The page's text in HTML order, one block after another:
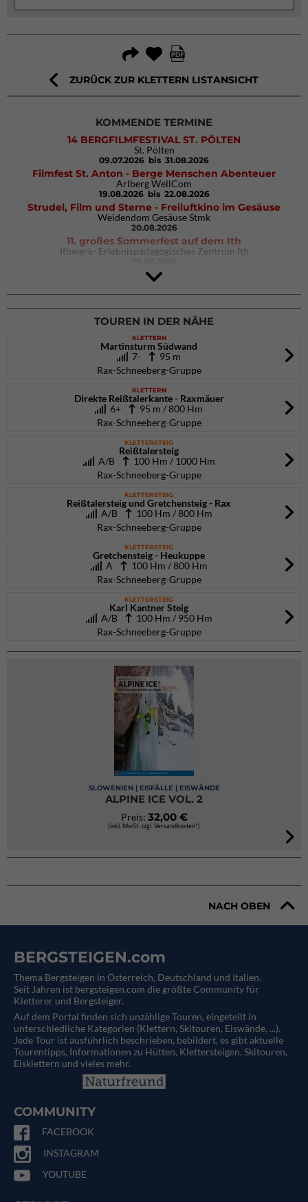
ZURÜCK ZUR KLETTERN LISTANSICHT
KOMMENDE TERMINE
14 BERGFILMFESTIVAL ST. PÖLTEN
St. Pölten
09.07.2026 bis 31.08.2026
Filmfest St. Anton - Berge Menschen Abenteuer
Arlberg WellCom
19.08.2026 bis 22.08.2026
Strudel, Film und Sterne - Freiluftkino im Gesäuse
Weidendom Gesäuse Stmk
20.08.2026
11. großes Sommerfest auf dem Ith
Ithwerk- Erlebnispädagogisches Zentrum Ith
4Blocs KIDS 2026
DAV Kletter- & Boulderzentrum München Süd (Thalkirchen)
26.09.2026
TOUREN IN DER NÄHE
KLETTERN
Martinsturm Südwand
7-
95 m
Rax-Schneeberg-Gruppe
KLETTERN
Direkte Reißtalerkante - Raxmäuer
6+
95 m / 800 Hm
Rax-Schneeberg-Gruppe
KLETTERSTEIG
Reißtalersteig
A/B 100 Hm / 1000 Hm
Rax-Schneeberg-Gruppe
KLETTERSTEIG
Reißtalersteig und Gretchensteig - Rax
A/B 100 Hm / 800 Hm
Rax-Schneeberg-Gruppe
KLETTERSTEIG
Gretchensteig - Heukuppe
A 100 Hm / 800 Hm
Rax-Schneeberg-Gruppe
KLETTERSTEIG
Karl Kantner Steig
A/B 100 Hm / 950 Hm
Rax-Schneeberg-Gruppe
SLOWENIEN | EISFÄLLE | EISWÄNDE
ALPINE ICE VOL. 2
Preis: 32,00 €
(inkl. MwSt. zzgl. Versandkosten*)
NACH OBEN
BERGSTEIGEN.com
Thema Bergsteigen in Österreich, Deutschland und Italien.
Seit Jahren ist bergsteigen.com die größte Community für
Kletterer und Bergsteiger.
Auf dem Portal finden sich unzählige Touren, eingeteilt in
unterschiedliche Kategorien (Klettern, Skitouren, Eiswände, ...).
Jede Tour ist ausführlich beschrieben, bebildert, es gibt aktuelle
Tourentipps, Informationen zu Hütten, Klettersteigen, Skitouren,
Eisklettern und vieles mehr.
COMMUNITY
FACEBOOK
INSTAGRAM
YOUTUBE